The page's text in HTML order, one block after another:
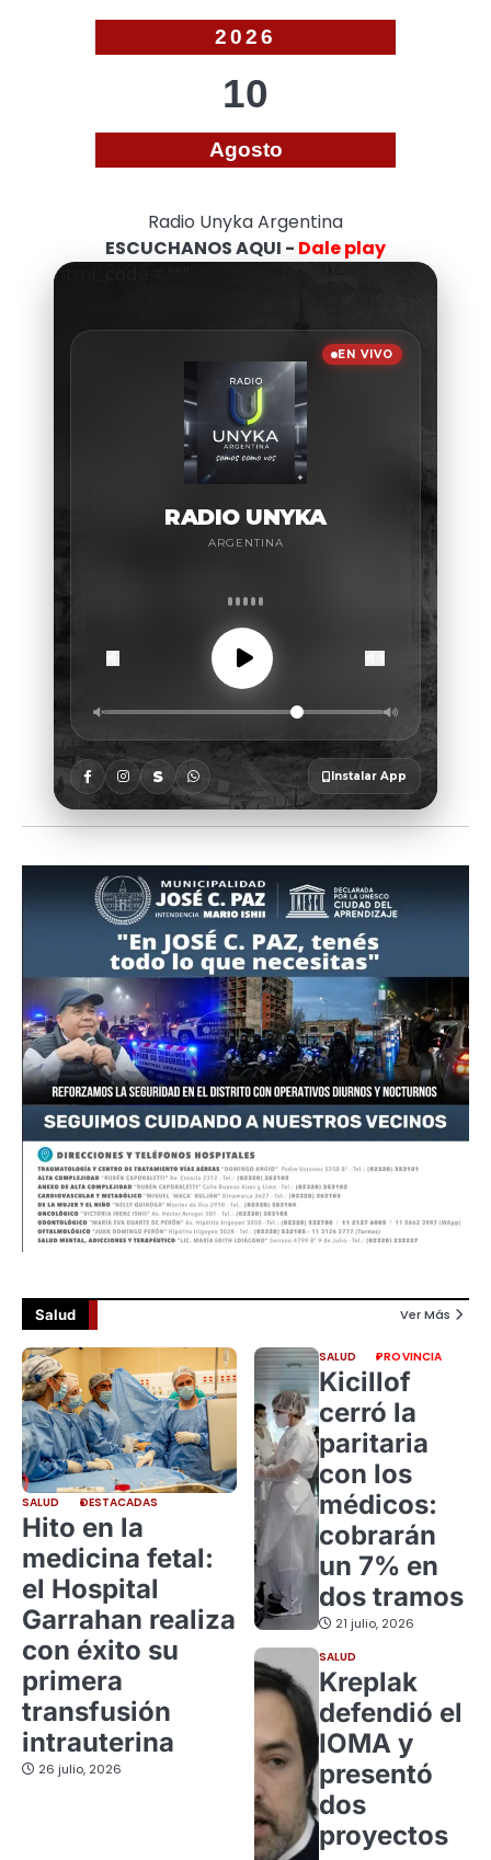
2026
10
Agosto
Radio Unyka Argentina
ESCUCHANOS AQUI - Dale play
Salud Ver Más
SALUD DESTACADAS
Hito en la
medicina fetal:
el Hospital
Garrahan realiza
con éxito su
primera
transfusión
intrauterina
26 julio, 2026
SALUD PROVINCIA
Kicillof
cerró la
paritaria
con los
médicos:
cobrarán
un 7% en
dos tramos
21 julio, 2026
SALUD
Kreplak
defendió el
IOMA y
presentó
dos
proyectos